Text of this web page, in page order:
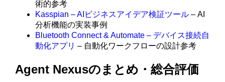
術的参考
Kasspian – AIビジネスアイデア検証ツール – AI
分析機能の実装事例
Bluetooth Connect & Automate – デバイス接続自
動化アプリ – 自動化ワークフローの設計参考
Agent Nexusのまとめ・総合評価